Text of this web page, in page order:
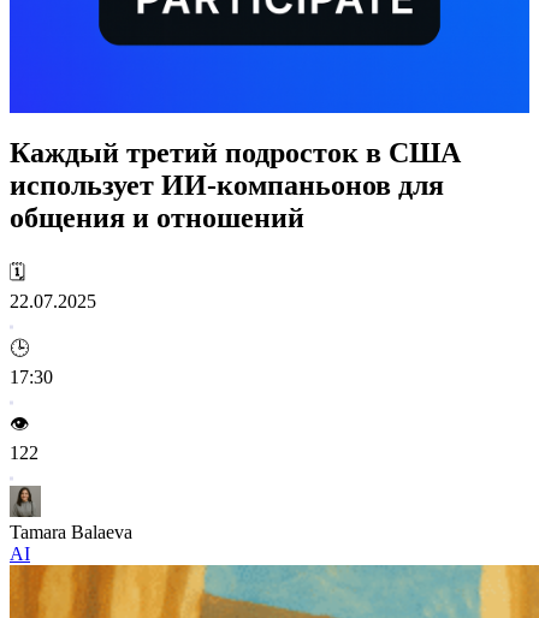
Каждый третий подросток в США
использует ИИ-компаньонов для
общения и отношений
🗓️
22.07.2025
🕒
17:30
👁️
122
Tamara Balaeva
AI